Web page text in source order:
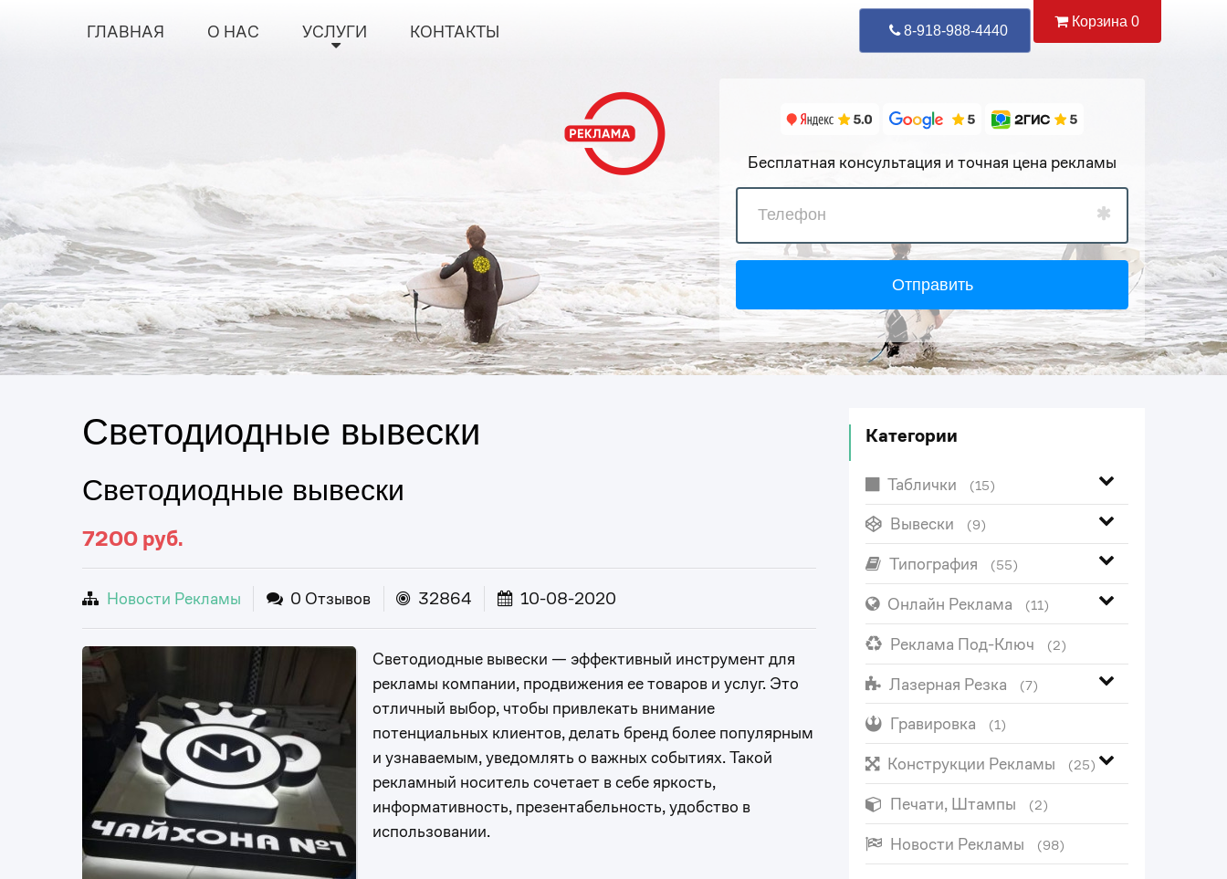
Корзина 0
8-918-988-4440 Уже Позвонили
ГЛАВНАЯ О НАС УСЛУГИ КОНТАКТЫ
Бесплатная консультация и точная цена рекламы
Отправить
Светодиодные вывески
Светодиодные вывески
7200 руб.
Новости Рекламы 0 Отзывов 32864 10-08-2020
Светодиодные вывески — эффективный инструмент для
рекламы компании, продвижения ее товаров и услуг. Это
отличный выбор, чтобы привлекать внимание
потенциальных клиентов, делать бренд более популярным
и узнаваемым, уведомлять о важных событиях. Такой
рекламный носитель сочетает в себе яркость,
информативность, презентабельность, удобство в
использовании.
Категории
Таблички (15)
Вывески (9)
Типография (55)
Онлайн Реклама (11)
Реклама Под-Ключ (2)
Лазерная Резка (7)
Гравировка (1)
Конструкции Рекламы (25)
Печати, Штампы (2)
Новости Рекламы (98)